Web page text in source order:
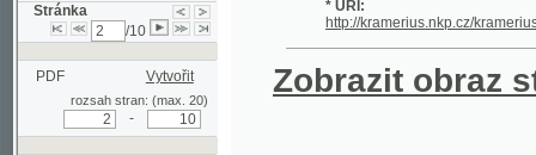
PDF Vytvořit
rozsah stran: (max. 20)
Zobrazit obraz